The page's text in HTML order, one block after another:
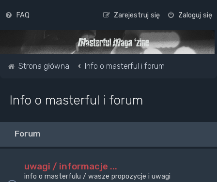
FAQ Zaloguj się
Zarejestruj się
Strona główna Info o masterful i forum
Info o masterful i forum
Forum
uwagi / informacje ...
info o masterfulu / wasze propozycje i uwagi